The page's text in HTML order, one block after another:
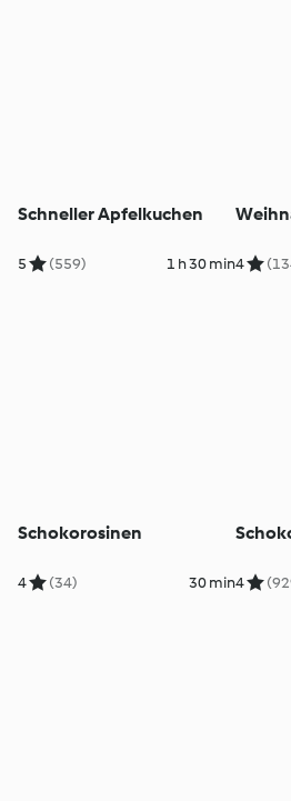
Schneller Apfelkuchen
5 (559) 1 h 30 min4
Schokorosinen
4 (34) 30 min4